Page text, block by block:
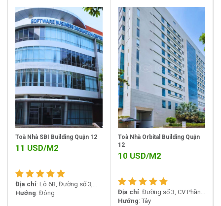
cùng, KingOffice sẽ giải thích tại sao là đối tác tốt nhất cho
doanh nghiệp khi muốn thuê văn phòng tại quận 12.
Toà Nhà SBI Building Quận 12
11 USD/M2
Địa chỉ: Lô 6B, Đường số 3,
Phường Tân Chánh Hiệp, Quận
Hướng : Đông
Toà Nhà Orbital Building Quận
12
10 USD/M2
Địa chỉ: Đường số 3, CV Phần
Mềm Quang Trung, Quận 12
Hướng : Tây